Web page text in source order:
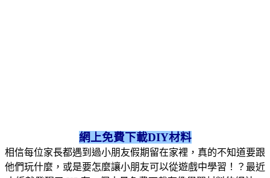
網上免費下載DIY材料
相信每位家長都遇到過小朋友假期留在家裡，真的不知道要跟
他們玩什麼，或是要怎麼讓小朋友可以從遊戲中學習！？最近